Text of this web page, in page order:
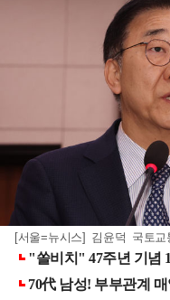
[서울=뉴시스] 김윤덕 국토